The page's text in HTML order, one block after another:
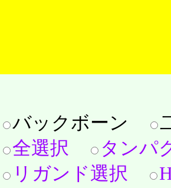
バックボーン
全選択
タンパ
リガンド選択